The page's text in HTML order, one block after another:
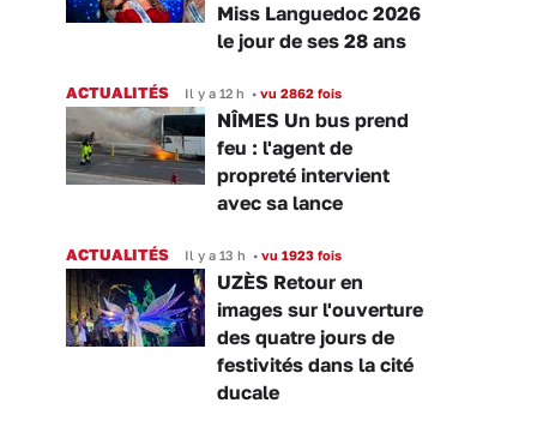
Miss Languedoc 2026
le jour de ses 28 ans
ACTUALITÉS Il y a 12 h • vu 2862 fois
NÎMES Un bus prend
feu : l'agent de
propreté intervient
avec sa lance
ACTUALITÉS Il y a 13 h • vu 1923 fois
UZÈS Retour en
images sur l'ouverture
des quatre jours de
festivités dans la cité
ducale